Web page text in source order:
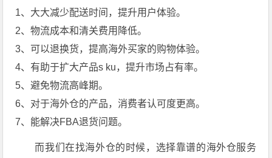
1、大大减少配送时间，提升用户体验。
2、物流成本和清关费用降低。
3、可以退换货，提高海外买家的购物体验。
4、有助于扩大产品s ku，提升市场占有率。
5、避免物流高峰期。
6、对于海外仓的产品，消费者认可度更高。
7、能解决FBA退货问题。
而我们在找海外仓的时候，选择靠谱的海外仓服务